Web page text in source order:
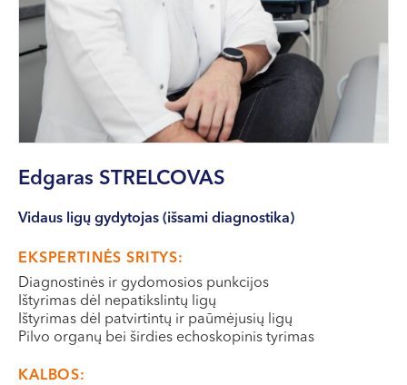
VII --
Klaipėda
Darbo laikas:
I-V 08:00 - 20:00
VI, VII --
Naujoji Uosto g. 9
I-V 08:00 - 20:00
VI 09:00 - 15:00
VII --
Kretinga
J. Basanavičiaus g. 80
Darbo laikas:
Edgaras STRELCOVAS
Vidaus ligų gydytojas (išsami diagnostika)
EKSPERTINĖS SRITYS:
Diagnostinės ir gydomosios punkcijos
Ištyrimas dėl nepatikslintų ligų
Ištyrimas dėl patvirtintų ir paūmėjusių ligų
Pilvo organų bei širdies echoskopinis tyrimas
KALBOS: